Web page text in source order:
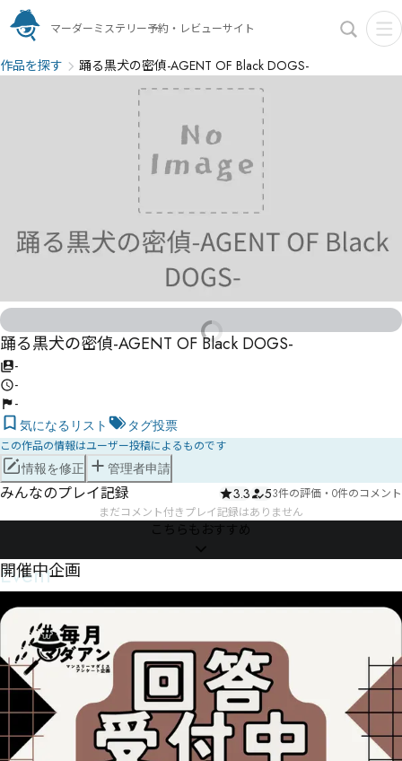
マーダーミステリー予約・レビューサイト
作品を探す 踊る黒犬の密偵-AGENT OF Black DOGS-
踊る黒犬の密偵-AGENT OF Black DOGS-
-
-
-
気になるリスト タグ投票
この作品の情報はユーザー投稿によるものです
情報を修正 管理者申請
みんなのプレイ記録 3.3 53件の評価 ・ 0件のコメント
まだコメント付きプレイ記録はありません
こちらもおすすめ
Event
開催中企画